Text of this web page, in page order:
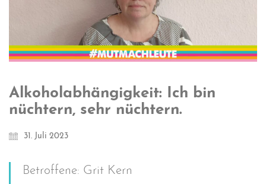
Alkoholabhängigkeit: Ich bin
nüchtern, sehr nüchtern.
31. Juli 2023
Betroffene: Grit Kern